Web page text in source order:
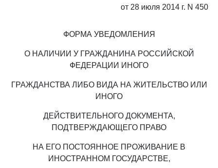
от 28 июля 2014 г. N 450
ФОРМА УВЕДОМЛЕНИЯ
О НАЛИЧИИ У ГРАЖДАНИНА РОССИЙСКОЙ
ФЕДЕРАЦИИ ИНОГО
ГРАЖДАНСТВА ЛИБО ВИДА НА ЖИТЕЛЬСТВО ИЛИ
ИНОГО
ДЕЙСТВИТЕЛЬНОГО ДОКУМЕНТА,
ПОДТВЕРЖДАЮЩЕГО ПРАВО
НА ЕГО ПОСТОЯННОЕ ПРОЖИВАНИЕ В
ИНОСТРАННОМ ГОСУДАРСТВЕ,